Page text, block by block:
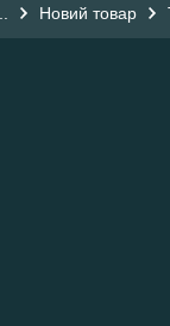
Новий товар